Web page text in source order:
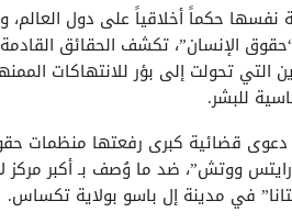
نفسها حكماً أخلاقياً على دول العالم،
الإنسان”، تكشف الحقائق
التي تحولت إلى بؤر للانتهاكات
للبشر.
قضائية كبرى رفعتها منظمات
ووتش”، ضد ما وُصف بـ أكبر مركز
في مدينة إل باسو بولاية تكساس.